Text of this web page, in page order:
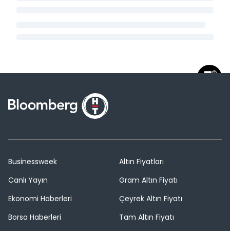
Businessweek
Canlı Yayın
Ekonomi Haberleri
Borsa Haberleri
Altın Fiyatları
Gram Altın Fiyatı
Çeyrek Altın Fiyatı
Tam Altın Fiyatı